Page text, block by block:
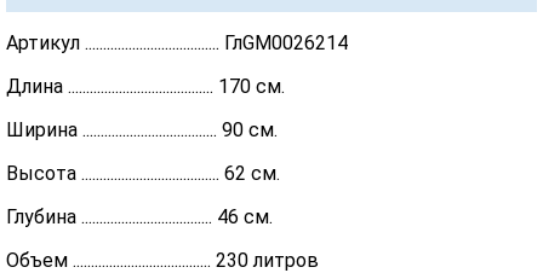
Артикул ..................................... ГлGM0026214
Длина ........................................ 170 см.
Ширина ..................................... 90 см.
Высота ...................................... 62 см.
Глубина .................................... 46 см.
Объем ...................................... 230 литров